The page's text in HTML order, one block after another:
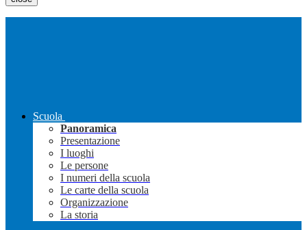
Scuola
Panoramica
Presentazione
I luoghi
Le persone
I numeri della scuola
Le carte della scuola
Organizzazione
La storia